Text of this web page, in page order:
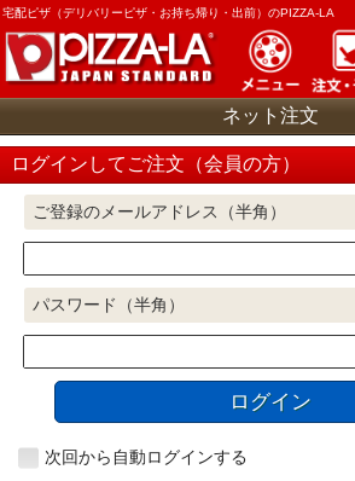
宅配ピザ（デリバリーピザ・お持ち帰り・出前）のPIZZA-LA
ネット注文
ログインしてご注文（会員の方）
ご登録のメールアドレス（半角）
パスワード（半角）
ログイン
次回から自動ログインする